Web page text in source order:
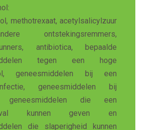
methotrexaat, acetylsalicylzuur
ontstekingsremmers,
antibiotica, bepaalde
tegen een hoge
geneesmiddelen bij een
geneesmiddelen bij
geneesmiddelen die een
kunnen geven en
die slaperigheid kunnen